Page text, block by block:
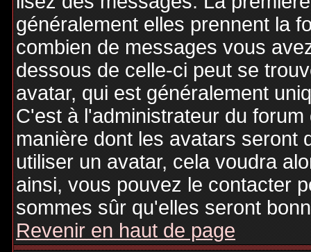
généralement elles prennent la
combien de messages vous
dessous de celle-ci peut se
avatar, qui est généralement
C'est à l'administrateur du
manière dont les avatars seront
utiliser un avatar, cela voudra
ainsi, vous pouvez le contacter
sommes sûr qu'elles seront
Revenir en haut de page